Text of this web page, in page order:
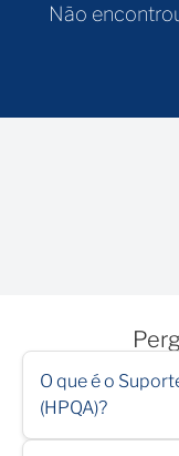
Não
O que é o
(HPQA)?